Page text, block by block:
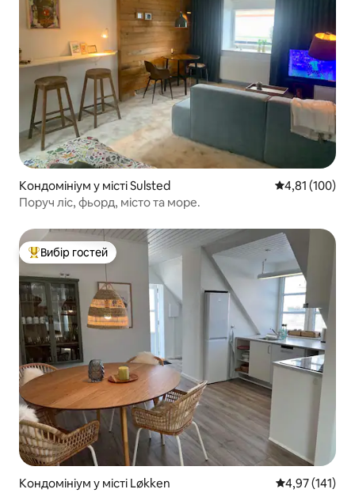
Кондомініум у місті Sulsted Середня
4,81 (100)
Поруч ліс, фьорд, місто та море.
Топ вибір гостей
Вибір гостей
Кондомініум у місті Løkken Середня
4,97 (141)